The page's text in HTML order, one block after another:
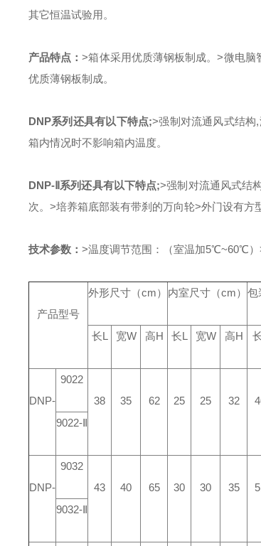
其它恒温试验用。
产品特点：>箱体采用优质薄钢板制成。>微电脑
优质薄钢板制成。
DNP系列还具有以下特点;>强制对流通风式结构
箱内情况时不影响箱内温度。
DNP-Ⅱ系列还具有以下特点;>强制对流通风式结
次。 >培养箱底部装有带刹的万向轮>外门设有方
技术参数： >温度调节范围：（室温加5℃~60℃）
产品型号
外形尺寸（cm） 内室尺寸（cm） 包
长L
宽W 高H 长L 宽W 高H
DNP-
9022
38
35 62 25 25 32
9022-Ⅱ
DNP-
9032
43
40 65 30 30 35
9032-Ⅱ